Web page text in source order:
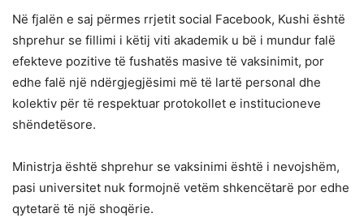
Në fjalën e saj përmes rrjetit social Facebook, Kushi është
shprehur se fillimi i këtij viti akademik u bë i mundur falë
efekteve pozitive të fushatës masive të vaksinimit, por
edhe falë një ndërgjegjësimi më të lartë personal dhe
kolektiv për të respektuar protokollet e institucioneve
shëndetësore.
Ministrja është shprehur se vaksinimi është i nevojshëm,
pasi universitet nuk formojnë vetëm shkencëtarë por edhe
qytetarë të një shoqërie.